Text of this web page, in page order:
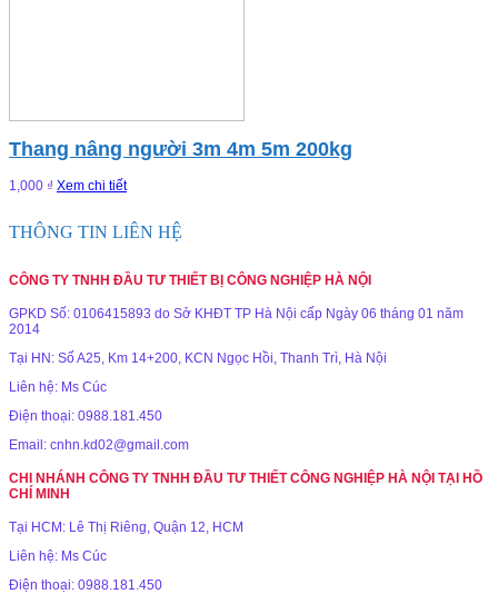
Thang nâng người 3m 4m 5m 200kg
1,000 ₫ Xem chi tiết
THÔNG TIN LIÊN HỆ
CÔNG TY TNHH ĐẦU TƯ THIẾT BỊ CÔNG NGHIỆP HÀ NỘI
GPKD Số: 0106415893 do Sở KHĐT TP Hà Nội cấp Ngày 06 tháng 01 năm
2014
Tại HN: Số A25, Km 14+200, KCN Ngọc Hồi, Thanh Trì, Hà Nội
Liên hệ: Ms Cúc
Điện thoại: 0988.181.450
Email: cnhn.kd02@gmail.com
CHI NHÁNH CÔNG TY TNHH ĐẦU TƯ THIẾT CÔNG NGHIỆP HÀ NỘI TẠI HỒ
CHÍ MINH
Tại HCM: Lê Thị Riêng, Quận 12, HCM
Liên hệ: Ms Cúc
Điện thoại: 0988.181.450